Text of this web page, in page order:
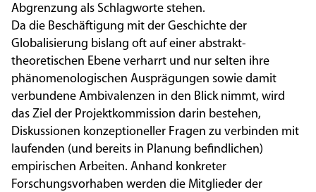
Abgrenzung als Schlagworte stehen.
Da die Beschäftigung mit der Geschichte der
Globalisierung bislang oft auf einer abstrakt-
theoretischen Ebene verharrt und nur selten ihre
phänomenologischen Ausprägungen sowie damit
verbundene Ambivalenzen in den Blick nimmt, wird
das Ziel der Projektkommission darin bestehen,
Diskussionen konzeptioneller Fragen zu verbinden mit
laufenden (und bereits in Planung befindlichen)
empirischen Arbeiten. Anhand konkreter
Forschungsvorhaben werden die Mitglieder der